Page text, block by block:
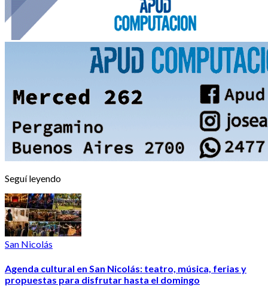
Seguí leyendo
San Nicolás
Agenda cultural en San Nicolás: teatro, música, ferias y
propuestas para disfrutar hasta el domingo